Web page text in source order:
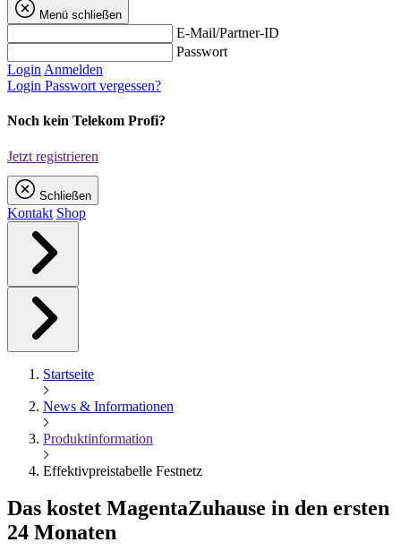
Menü schließen
E-Mail/Partner-ID
Passwort
Login Anmelden
Login Passwort vergessen?
Noch kein Telekom Profi?
Jetzt registrieren
Schließen
Kontakt Shop
Startseite
News & Informationen
Produktinformation
Effektivpreistabelle Festnetz
Das kostet MagentaZuhause in den ersten
24 Monaten